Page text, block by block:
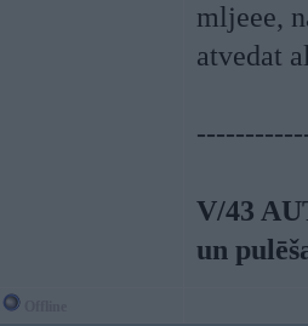
mljeee,
atvedat
V/43
un